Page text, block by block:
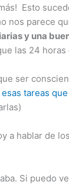
Esto
nos parece
y una
las 24
ser
tareas
a hablar de
Si puedo